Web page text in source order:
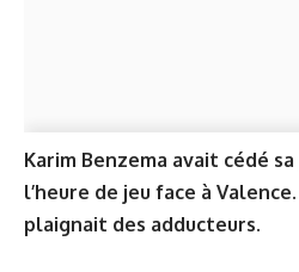
Karim Benzema avait cédé
l’heure de jeu face à
plaignait des adducteurs.